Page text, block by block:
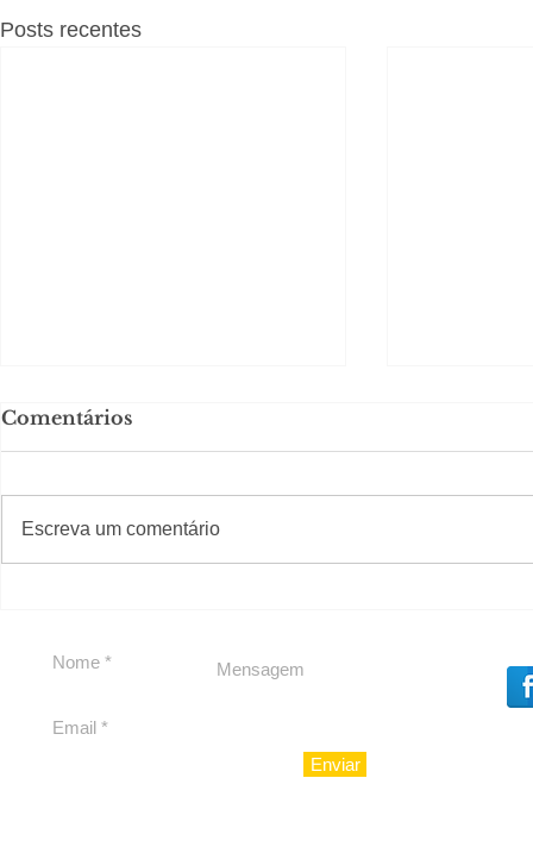
Posts recentes
Solteirou!
Comentários
Escreva um comentário
#Sugestões
Enviar